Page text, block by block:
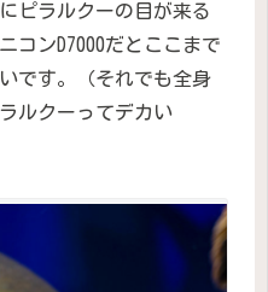
ピラルクーの目が来る
コンD7000だとここまで
です。（それでも全身
ルクーってデカい